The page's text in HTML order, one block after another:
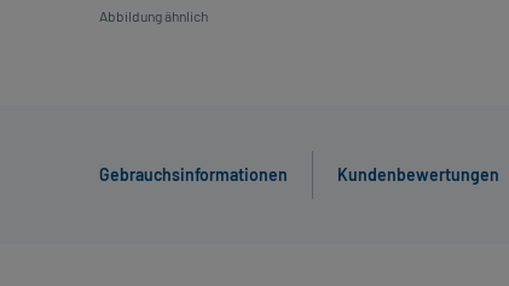
Abbildung ähnlich
Gebrauchsinformationen Kundenbewertungen